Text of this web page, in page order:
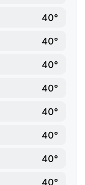
40°
40°
40°
40°
40°
40°
40°
40°